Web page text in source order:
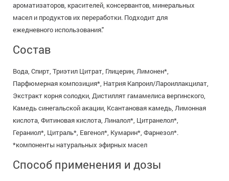
ароматизаторов, красителей, консервантов, минеральных
масел и продуктов их переработки. Подходит для
ежедневного использования."
Состав
Вода, Спирт, Триэтил Цитрат, Глицерин, Лимонен*,
Парфюмерная композиция*, Натрия Капроил/Лароиллакцилат,
Экстракт корня солодки, Дистиллят гамамелиса вергинского,
Камедь синегальской акации, Ксантановая камедь, Лимонная
кислота, Фитиновая кислота, Линалол*, Цитранелол*,
Гераниол*, Цитраль*, Евгенол*, Кумарин*, Фарнезол*.
*компоненты натуральных эфирных масел
Способ применения и дозы